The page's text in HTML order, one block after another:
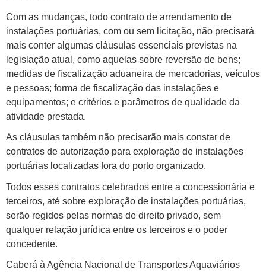
Com as mudanças, todo contrato de arrendamento de
instalações portuárias, com ou sem licitação, não precisará
mais conter algumas cláusulas essenciais previstas na
legislação atual, como aquelas sobre reversão de bens;
medidas de fiscalização aduaneira de mercadorias, veículos
e pessoas; forma de fiscalização das instalações e
equipamentos; e critérios e parâmetros de qualidade da
atividade prestada.
As cláusulas também não precisarão mais constar de
contratos de autorização para exploração de instalações
portuárias localizadas fora do porto organizado.
Todos esses contratos celebrados entre a concessionária e
terceiros, até sobre exploração de instalações portuárias,
serão regidos pelas normas de direito privado, sem
qualquer relação jurídica entre os terceiros e o poder
concedente.
Caberá à Agência Nacional de Transportes Aquaviários